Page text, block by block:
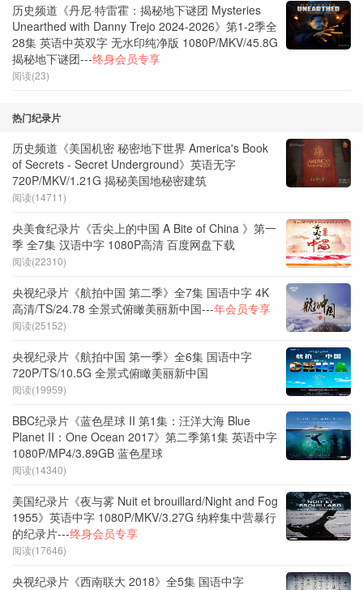
历史频道《丹尼·特雷霍：揭秘地下谜团 Mysteries
Unearthed with Danny Trejo 2024-2026》第1-2季全
28集 英语中英双字 无水印纯净版 1080P/MKV/45.8G
揭秘地下谜团---终身会员专享
阅读(23)
热门纪录片
历史频道《美国机密 秘密地下世界 America's Book
of Secrets - Secret Underground》英语无字
720P/MKV/1.21G 揭秘美国地秘密建筑
阅读(14711)
央美食纪录片《舌尖上的中国 A Bite of China 》第一
季 全7集 汉语中字 1080P高清 百度网盘下载
阅读(22310)
央视纪录片《航拍中国 第二季》全7集 国语中字 4K
高清/TS/24.78 全景式俯瞰美丽新中国---年会员专享
阅读(25152)
央视纪录片《航拍中国 第一季》全6集 国语中字
720P/TS/10.5G 全景式俯瞰美丽新中国
阅读(19959)
BBC纪录片《蓝色星球 II 第1集：汪洋大海 Blue
Planet II：One Ocean 2017》第二季第1集 英语中字
1080P/MP4/3.89GB 蓝色星球
阅读(14340)
美国纪录片《夜与雾 Nuit et brouillard/Night and Fog
1955》英语中字 1080P/MKV/3.27G 纳粹集中营暴行
的纪录片---终身会员专享
阅读(17646)
央视纪录片《西南联大 2018》全5集 国语中字